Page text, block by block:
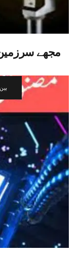
مجھے
,